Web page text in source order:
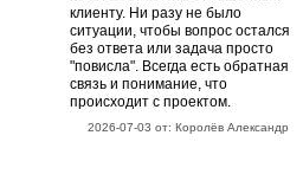
клиенту. Ни разу не было
ситуации, чтобы вопрос остался
без ответа или задача просто
"повисла". Всегда есть обратная
связь и понимание, что
происходит с проектом.
2026-07-03 от: Королёв Александр